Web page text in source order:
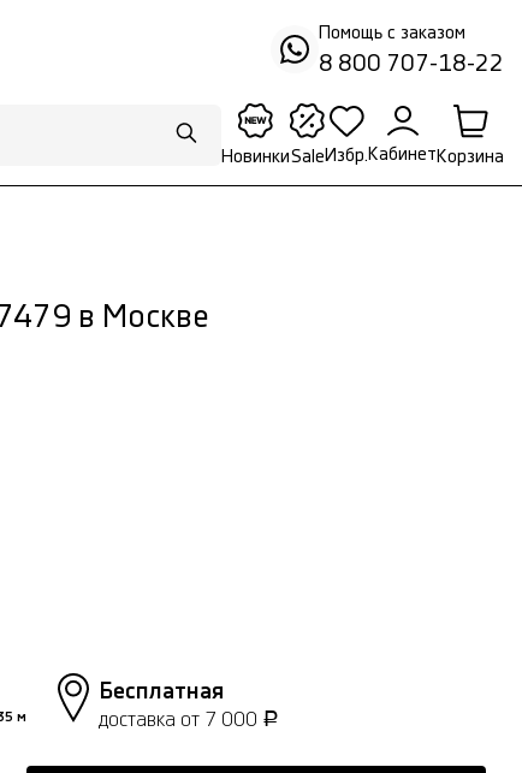
Помощь с заказом
8 800 707-18-22
НовинкиSale Избр. Кабинет Корзина
в Москве
м
Бесплатная
доставка от 7 000 Р